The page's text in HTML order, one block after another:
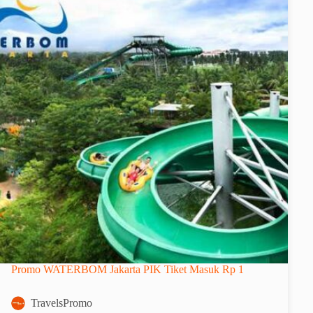
Promo WATERBOM Jakarta PIK Tiket Masuk Rp 1
TravelsPromo